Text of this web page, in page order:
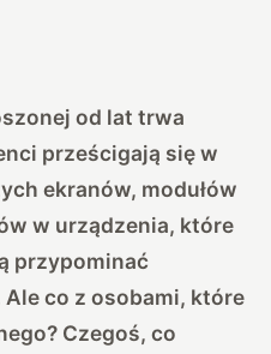
od lat trwa
prześcigają się w
ekranów, modułów
w urządzenia, które
przypominać
co z osobami, które
Czegoś, co